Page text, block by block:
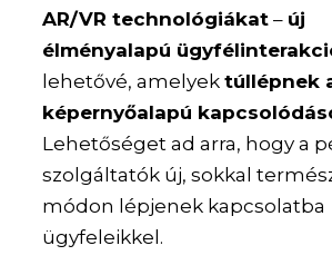
AR/VR technológiákat – új
élményalapú
lehetővé, amelyektúllépnek
képernyőalapú
Lehetőséget ad arra, hogy a
szolgáltatók új, sokkal
módon lépjenek kapcsolatba
ügyfeleikkel.